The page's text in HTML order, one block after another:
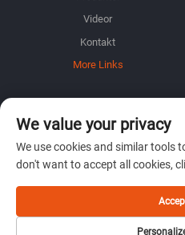
Videor
Kontakt
More Links
Registrera dig för att få
We value your privacy
We use cookies and similar tools
don't want to accept all cookies,